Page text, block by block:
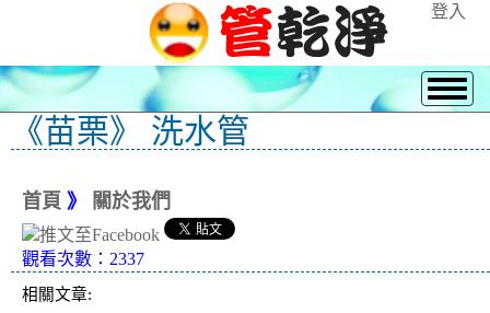
登入
《苗栗》 洗水管
首頁 》 關於我們
觀看次數：2337
相關文章: